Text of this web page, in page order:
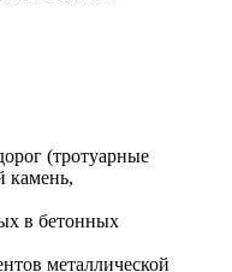
(тротуарные
камень,
в бетонных
металлической